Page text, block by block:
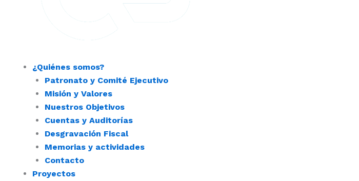
¿Quiénes somos?
Patronato y Comité Ejecutivo
Misión y Valores
Nuestros Objetivos
Cuentas y Auditorías
Desgravación Fiscal
Memorias y actividades
Contacto
Proyectos